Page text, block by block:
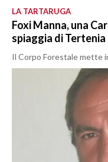
LA TARTARUGA
Foxi Manna, una
spiaggia di
Il Corpo Forestale mette